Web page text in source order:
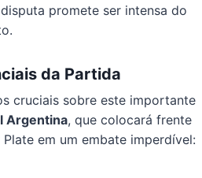
promete ser intensa do
da Partida
cruciais sobre este importante
Argentina, que colocará frente
em um embate imperdível: